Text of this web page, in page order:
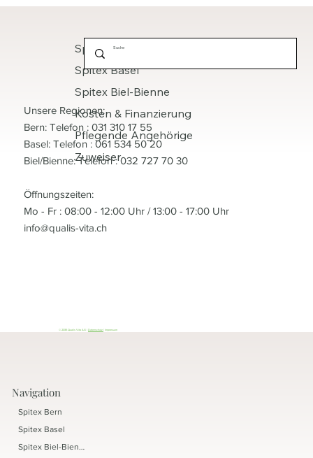
Angehörige
Unsere Regionen:
Bern: Telefon : 031 310 17 55
Basel: Telefon : 061 534 50 20
Biel/Bienne: Telefon : 032 727 70 30
Öffnungszeiten:
Mo - Fr : 08:00 - 12:00 Uhr / 13:00 - 17:00 Uhr
info@qualis-vita.ch
Spitex Bern
Spitex Basel
Spitex Biel-Bienne
Kosten & Finanzierung
Pflegende Angehörige
Zuweiser
© 2035 Qualis Vita AG | Datenschutz | Impressum
Navigation
Spitex Bern
Spitex Basel
Spitex Biel-Bienne